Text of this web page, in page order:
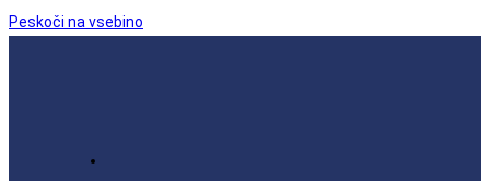
Peskoči na vsebino